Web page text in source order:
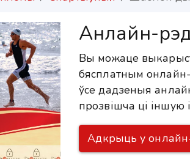
Анлайн-
Вы можаце
бясплатным
ўсе дадзеныя
прозвішча ці
Адкрыць у